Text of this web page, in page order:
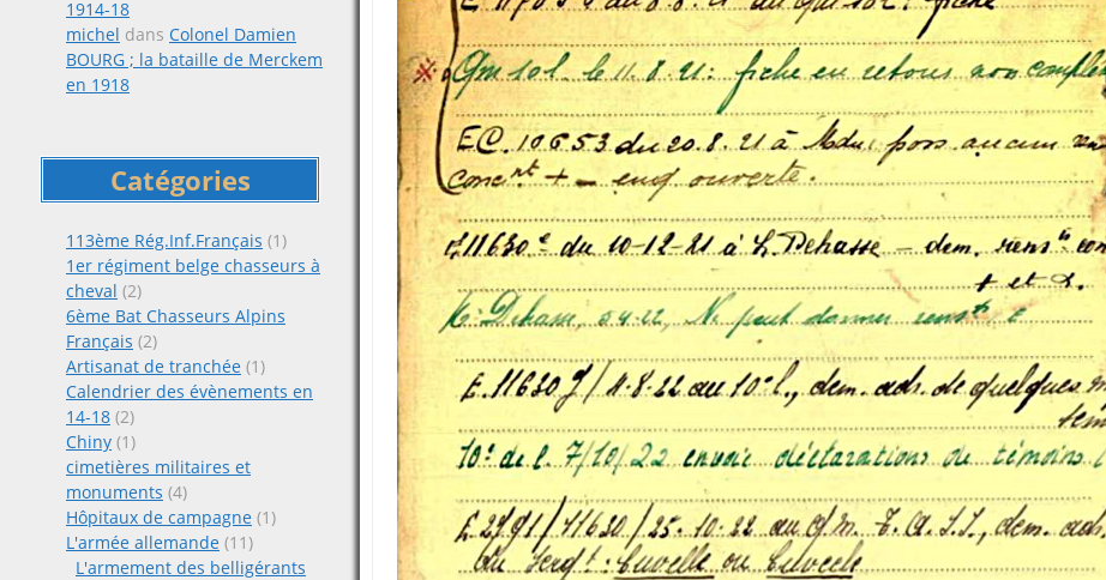
1914-18
michel dans Colonel Damien
BOURG ; la bataille de Merckem
en 1918
Catégories
113ème Rég.Inf.Français (1)
1er régiment belge chasseurs à
cheval (2)
6ème Bat Chasseurs Alpins
Français (2)
Artisanat de tranchée (1)
Calendrier des évènements en
14-18 (2)
Chiny (1)
cimetières militaires et
monuments (4)
Hôpitaux de campagne (1)
L'armée allemande (11)
L'armement des belligérants